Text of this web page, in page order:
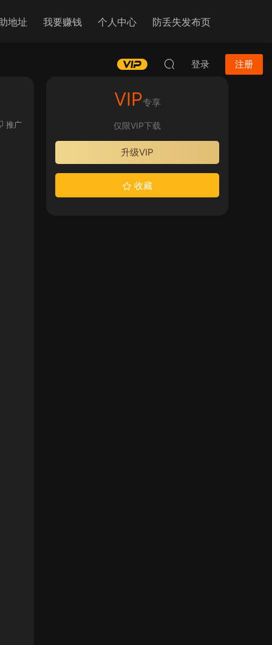
地址 我要赚钱 个人中心 防丢失发布页
登录 注册
推广
VIP专享
仅限VIP下载
升级VIP
收藏